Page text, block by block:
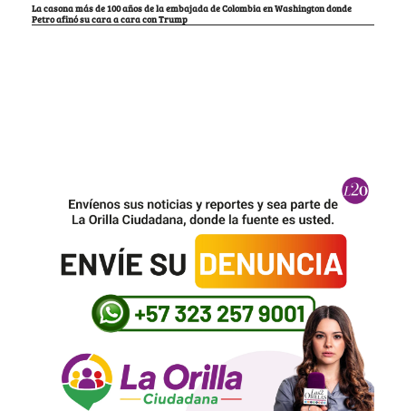
La casona más de 100 años de la embajada de Colombia en Washington donde
Petro afinó su cara a cara con Trump